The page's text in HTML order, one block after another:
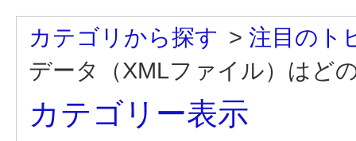
カテゴリから探す > 注目のト
データ（XMLファイル）はど
カテゴリー表示